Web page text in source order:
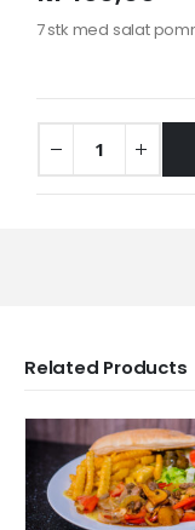
7 stk med salat
Related Products